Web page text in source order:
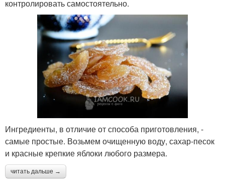
контролировать самостоятельно.
Ингредиенты, в отличие от способа приготовления, -
самые простые. Возьмем очищенную воду, сахар-песок
и красные крепкие яблоки любого размера.
читать дальше →